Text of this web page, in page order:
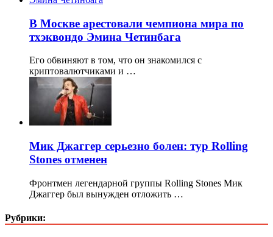
В Москве арестовали чемпиона мира по
тхэквондо Эмина Четинбага
Его обвиняют в том, что он знакомился с
криптовалютчиками и …
Мик Джаггер серьезно болен: тур Rolling
Stones отменен
Фронтмен легендарной группы Rolling Stones Мик
Джаггер был вынужден отложить …
Рубрики: